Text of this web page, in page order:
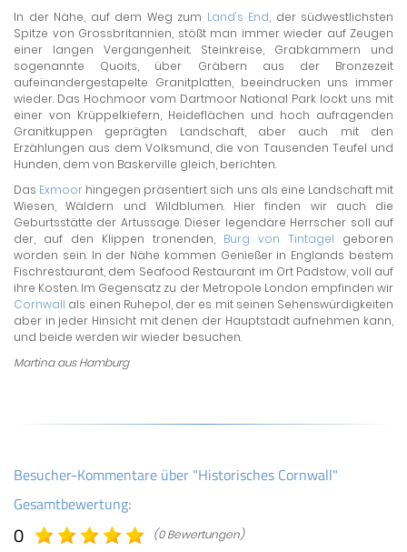
In der Nähe, auf dem Weg zum Land's End, der südwestlichsten
Spitze von Grossbritannien, stößt man immer wieder auf Zeugen
einer langen Vergangenheit. Steinkreise, Grabkammern und
sogenannte Quoits, über Gräbern aus der Bronzezeit
aufeinandergestapelte Granitplatten, beeindrucken uns immer
wieder. Das Hochmoor vom Dartmoor National Park lockt uns mit
einer von Krüppelkiefern, Heideflächen und hoch aufragenden
Granitkuppen geprägten Landschaft, aber auch mit den
Erzählungen aus dem Volksmund, die von Tausenden Teufel und
Hunden, dem von Baskerville gleich, berichten.
Das Exmoor hingegen präsentiert sich uns als eine Landschaft mit
Wiesen, Wäldern und Wildblumen. Hier finden wir auch die
Geburtsstätte der Artussage. Dieser legendäre Herrscher soll auf
der, auf den Klippen tronenden, Burg von Tintagel geboren
worden sein. In der Nähe kommen Genießer in Englands bestem
Fischrestaurant, dem Seafood Restaurant im Ort Padstow, voll auf
ihre Kosten. Im Gegensatz zu der Metropole London empfinden wir
Cornwall als einen Ruhepol, der es mit seinen Sehenswürdigkeiten
aber in jeder Hinsicht mit denen der Hauptstadt aufnehmen kann,
und beide werden wir wieder besuchen.
Martina aus Hamburg
Besucher-Kommentare über "Historisches Cornwall"
Gesamtbewertung:
0 (0 Bewertungen)